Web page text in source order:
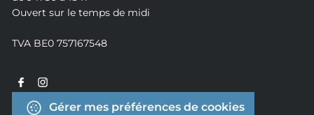
Ouvert sur le temps de midi
TVA BE0 757167548
Gérer mes préférences de cookies